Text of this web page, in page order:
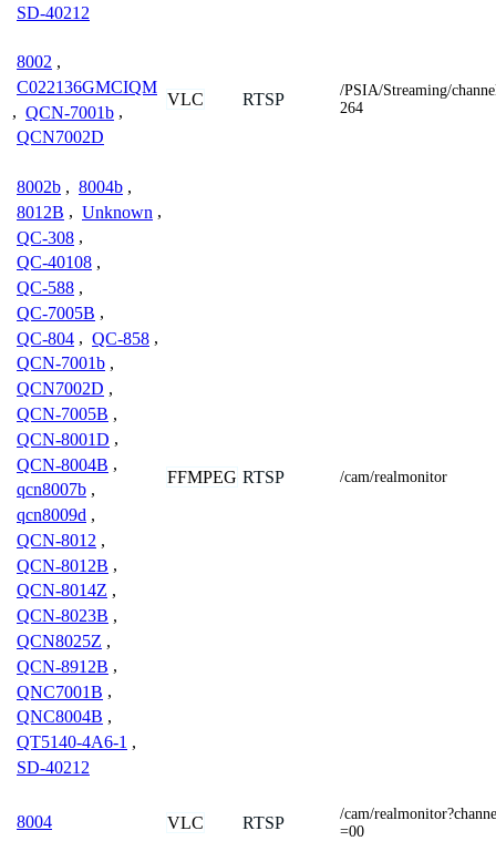
SD-40212
8002 ,
C022136GMCIQM
, QCN-7001b ,
QCN7002D
VLC RTSP
/PSIA/Streaming/
264
8002b , 8004b ,
8012B , Unknown ,
QC-308 ,
QC-40108 ,
QC-588 ,
QC-7005B ,
QC-804 , QC-858 ,
QCN-7001b ,
QCN7002D ,
QCN-7005B ,
QCN-8001D ,
QCN-8004B ,
qcn8007b ,
qcn8009d ,
QCN-8012 ,
QCN-8012B ,
QCN-8014Z ,
QCN-8023B ,
QCN8025Z ,
QCN-8912B ,
QNC7001B ,
QNC8004B ,
QT5140-4A6-1 ,
SD-40212
FFMPEG RTSP /cam/realmonitor
8004 VLC RTSP
/cam/
=00